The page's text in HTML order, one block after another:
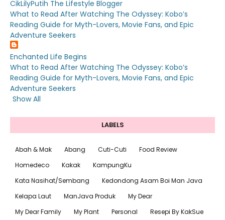
CikLilyPutih The Lifestyle Blogger
What to Read After Watching The Odyssey: Kobo’s
Reading Guide for Myth-Lovers, Movie Fans, and Epic
Adventure Seekers
Enchanted Life Begins
What to Read After Watching The Odyssey: Kobo’s
Reading Guide for Myth-Lovers, Movie Fans, and Epic
Adventure Seekers
Show All
LABELS
Abah & Mak Abang Cuti-Cuti
Food Review
Homedeco
Kakak
KampungKu
Kata Nasihat/Sembang
Kedondong Asam Boi Man Java
Kelapa Laut
ManJava Produk
My Dear
My Dear Family
My Plant Personal Resepi By KakSue